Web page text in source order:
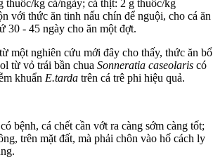
thuốc/kg cá/ngày; cá thịt: 2 g thuốc/kg
với thức ăn tinh nấu chín để nguội, cho cá ăn
30 - 45 ngày cho ăn một đợt.
một nghiên cứu mới đây cho thấy, thức ăn bổ
từ vỏ trái bần chua Sonneratia caseolaris có
khuẩn E.tarda trên cá trê phi hiệu quả.
bệnh, cá chết cần vớt ra càng sớm càng tốt;
trên mặt đất, mà phải chôn vào hố cách ly